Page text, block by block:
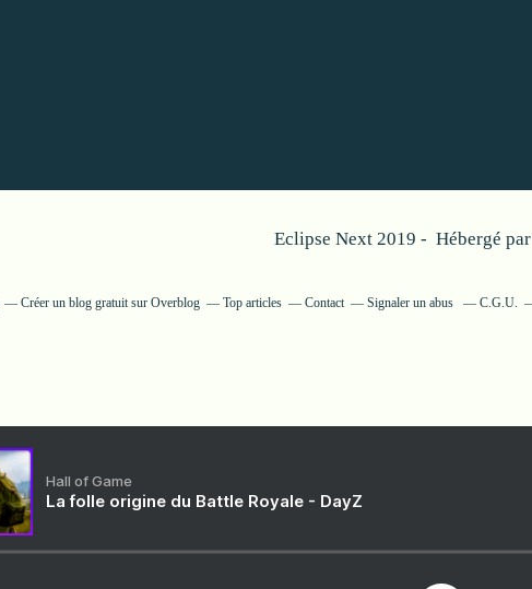
Eclipse Next 2019 - Hébergé par
Créer un blog gratuit sur Overblog Top articles Contact Signaler un abus C.G.U.
Hall of Game
La folle origine du Battle Royale - DayZ